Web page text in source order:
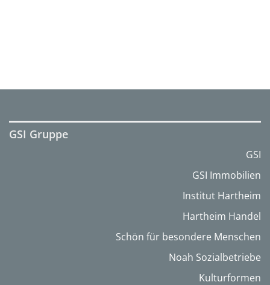
GSI Gruppe
GSI
GSI Immobilien
Institut Hartheim
Hartheim Handel
Schön für besondere Menschen
Noah Sozialbetriebe
Kulturformen